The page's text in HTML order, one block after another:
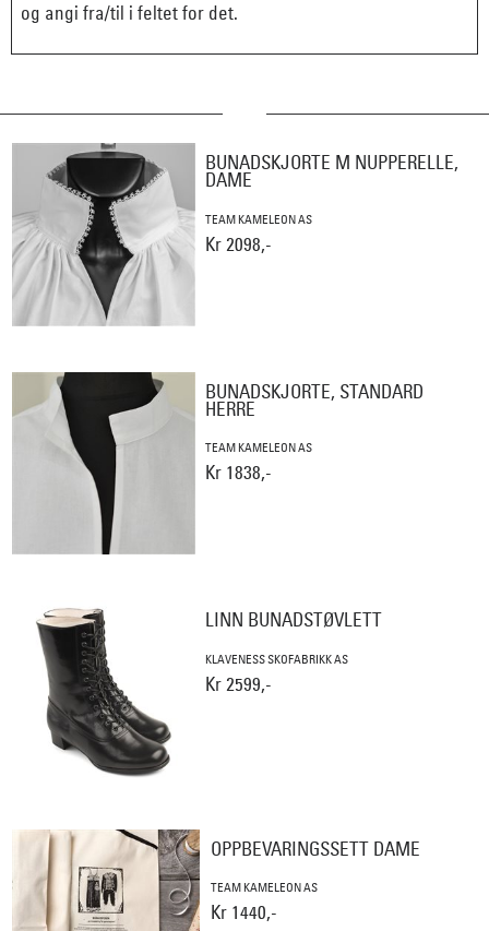
og angi fra/til i feltet for det.
BUNADSKJORTE M NUPPERELLE,
DAME
TEAM KAMELEON AS
Kr 2098,-
BUNADSKJORTE, STANDARD
HERRE
TEAM KAMELEON AS
Kr 1838,-
LINN BUNADSTØVLETT
KLAVENESS SKOFABRIKK AS
Kr 2599,-
OPPBEVARINGSSETT DAME
TEAM KAMELEON AS
Kr 1440,-